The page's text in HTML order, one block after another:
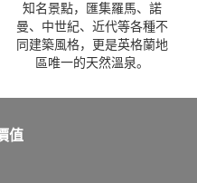
知名景點，匯集羅馬、諾
曼、中世紀、近代等各種不
同建築風格，更是英格蘭地
區唯一的天然溫泉。
值